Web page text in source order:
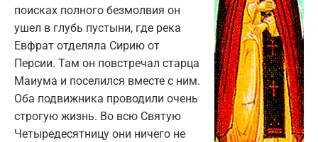
поисках полного безмолвия он
ушел в глубь пустыни, где река
Евфрат отделяла Сирию от
Персии. Там он повстречал старца
Маиума и поселился вместе с ним.
Оба подвижника проводили очень
строгую жизнь. Во всю Святую
Четыредесятницу они ничего не